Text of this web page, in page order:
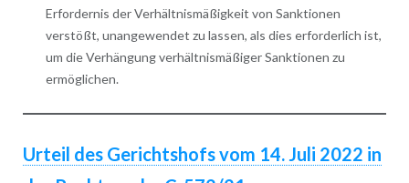
Erfordernis der Verhältnismäßigkeit von Sanktionen
verstößt, unangewendet zu lassen, als dies erforderlich ist,
um die Verhängung verhältnismäßiger Sanktionen zu
ermöglichen.
Urteil des Gerichtshofs vom 14. Juli 2022 in